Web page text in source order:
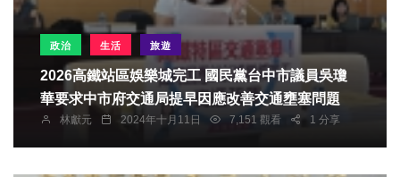
政治 生活 旅遊
2026高鐵站區娛樂城完工 國民黨台中市議員吳瓊
華要求中市府交通局提早因應改善交通壅塞問題
林獻元 2024年十月11日 7,151 觀看 1 分享